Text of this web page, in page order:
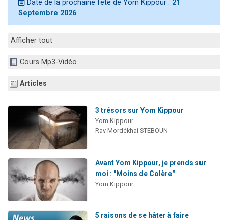
4 personnes viennent de nous rejoindre sur WhatsApp
Date de la prochaine fête de Yom Kippour : 21
Septembre 2026
Afficher tout
Cours Mp3-Vidéo
Articles
3 trésors sur Yom Kippour
Yom Kippour
Rav Mordékhai STEBOUN
Avant Yom Kippour, je prends sur
moi : "Moins de Colère"
Yom Kippour
5 raisons de se hâter à faire